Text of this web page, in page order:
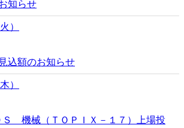
知らせ
）
込額のお知らせ
）
Ｓ 機械（ＴＯＰＩＸ－１７）上場投